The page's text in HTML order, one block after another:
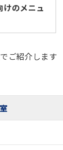
けのメニュ
ご紹介します